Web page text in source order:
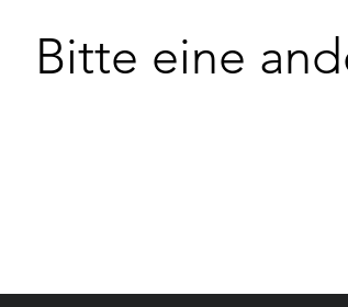
Bitte eine